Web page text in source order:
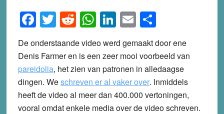
Facebook
Twitter
Reddit
WhatsApp
LinkedIn
EmailShare
De onderstaande video werd gemaakt door ene
Denis Farmer en is een zeer mooi voorbeeld van
pareidolia, het zien van patronen in alledaagse
dingen. Weschreven er al vaker over. Inmiddels
heeft de video al meer dan 400.000 vertoningen,
vooral omdat enkele media over de video schreven.